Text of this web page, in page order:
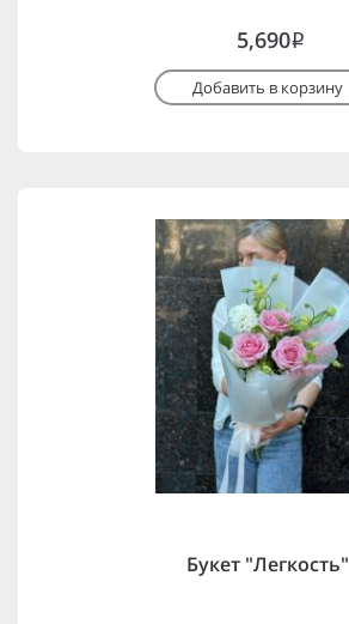
5,690i
Добавить в корзину
Букет "Легкость"